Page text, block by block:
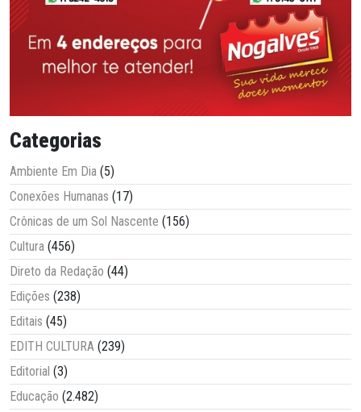
Categorias
Ambiente Em Dia (5)
Conexões Humanas (17)
Crônicas de um Sol Nascente (156)
Cultura (456)
Direto da Redação (44)
Edições (238)
Editais (45)
EDITH CULTURA (239)
Editorial (3)
Educação (2.482)